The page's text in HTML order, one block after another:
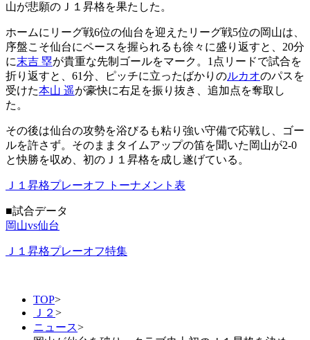
山が悲願のＪ１昇格を果たした。
ホームにリーグ戦6位の仙台を迎えたリーグ戦5位の岡山は、
序盤こそ仙台にペースを握られるも徐々に盛り返すと、20分
に末吉 塁が貴重な先制ゴールをマーク。1点リードで試合を
折り返すと、61分、ピッチに立ったばかりのルカオのパスを
受けた本山 遥が豪快に右足を振り抜き、追加点を奪取し
た。
その後は仙台の攻勢を浴びるも粘り強い守備で応戦し、ゴー
ルを許さず。そのままタイムアップの笛を聞いた岡山が2-0
と快勝を収め、初のＪ１昇格を成し遂げている。
Ｊ１昇格プレーオフ トーナメント表
■試合データ
岡山vs仙台
Ｊ１昇格プレーオフ特集
TOP>
Ｊ２ >
ニュース>